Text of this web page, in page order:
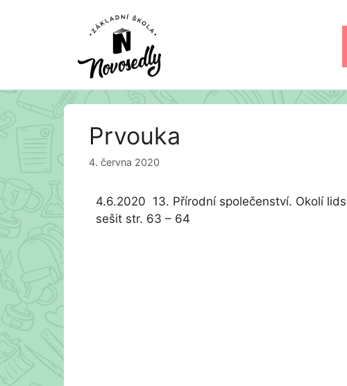
Prvouka
4. června 2020
4.6.2020 13. Přírodní společenství. Okolí
sešit str. 63 – 64